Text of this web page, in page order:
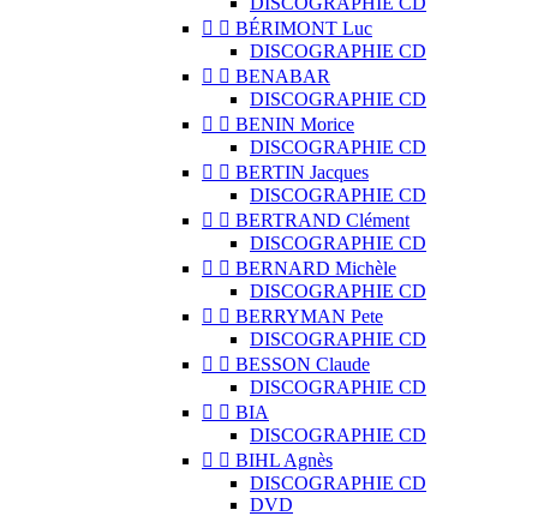
  BÉRIMONT Luc
DISCOGRAPHIE CD
  BENABAR
DISCOGRAPHIE CD
  BENIN Morice
DISCOGRAPHIE CD
  BERTIN Jacques
DISCOGRAPHIE CD
  BERTRAND Clément
DISCOGRAPHIE CD
  BERNARD Michèle
DISCOGRAPHIE CD
  BERRYMAN Pete
DISCOGRAPHIE CD
  BESSON Claude
DISCOGRAPHIE CD
  BIA
DISCOGRAPHIE CD
  BIHL Agnès
DISCOGRAPHIE CD
DVD